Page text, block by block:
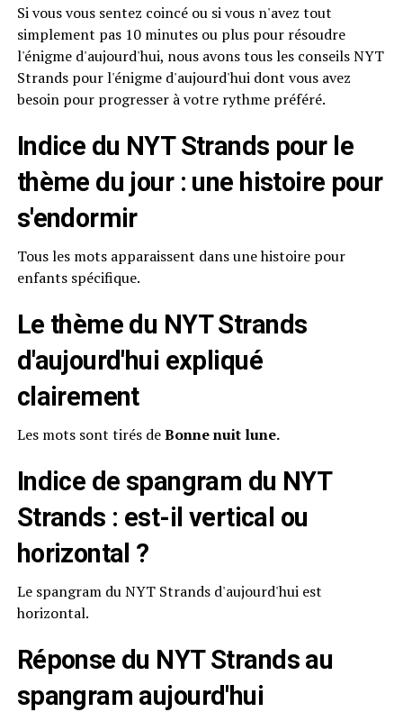
Si vous vous sentez coincé ou si vous n'avez tout
simplement pas 10 minutes ou plus pour résoudre
l'énigme d'aujourd'hui, nous avons tous les conseils NYT
Strands pour l'énigme d'aujourd'hui dont vous avez
besoin pour progresser à votre rythme préféré.
Indice du NYT Strands pour le
thème du jour : une histoire pour
s'endormir
Tous les mots apparaissent dans une histoire pour
enfants spécifique.
Le thème du NYT Strands
d'aujourd'hui expliqué
clairement
Les mots sont tirés deBonne nuit lune.
Indice de spangram du NYT
Strands : est-il vertical ou
horizontal ?
Le spangram du NYT Strands d'aujourd'hui est
horizontal.
Réponse du NYT Strands au
spangram aujourd'hui